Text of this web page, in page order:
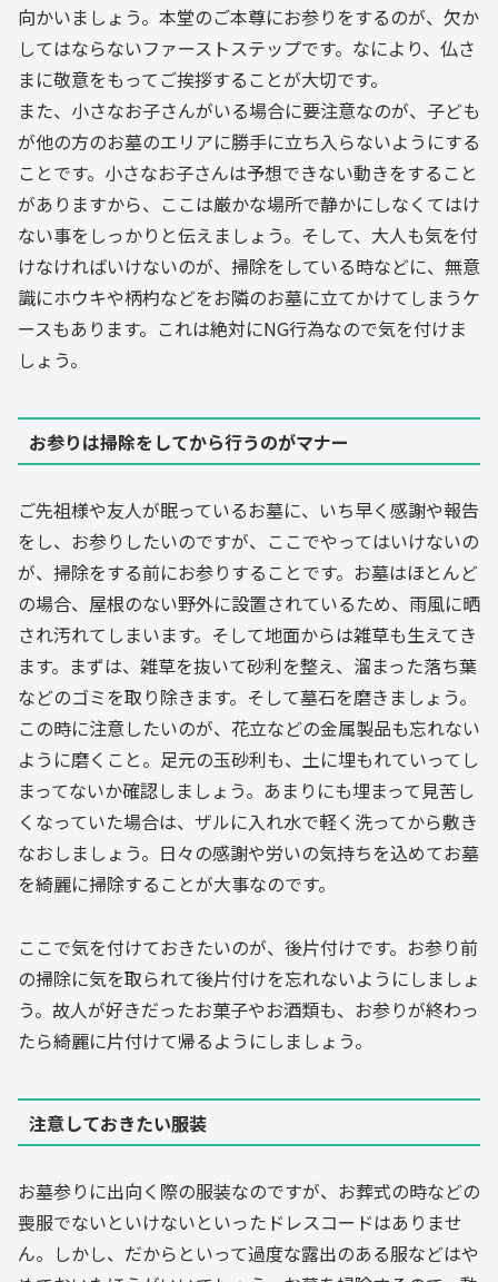
向かいましょう。本堂のご本尊にお参りをするのが、欠か
してはならないファーストステップです。なにより、仏さ
まに敬意をもってご挨拶することが大切です。
また、小さなお子さんがいる場合に要注意なのが、子ども
が他の方のお墓のエリアに勝手に立ち入らないようにする
ことです。小さなお子さんは予想できない動きをすること
がありますから、ここは厳かな場所で静かにしなくてはけ
ない事をしっかりと伝えましょう。そして、大人も気を付
けなければいけないのが、掃除をしている時などに、無意
識にホウキや柄杓などをお隣のお墓に立てかけてしまうケ
ースもあります。これは絶対にNG行為なので気を付けま
しょう。
お参りは掃除をしてから行うのがマナー
ご先祖様や友人が眠っているお墓に、いち早く感謝や報告
をし、お参りしたいのですが、ここでやってはいけないの
が、掃除をする前にお参りすることです。お墓はほとんど
の場合、屋根のない野外に設置されているため、雨風に晒
され汚れてしまいます。そして地面からは雑草も生えてき
ます。まずは、雑草を抜いて砂利を整え、溜まった落ち葉
などのゴミを取り除きます。そして墓石を磨きましょう。
この時に注意したいのが、花立などの金属製品も忘れない
ように磨くこと。足元の玉砂利も、土に埋もれていってし
まってないか確認しましょう。あまりにも埋まって見苦し
くなっていた場合は、ザルに入れ水で軽く洗ってから敷き
なおしましょう。日々の感謝や労いの気持ちを込めてお墓
を綺麗に掃除することが大事なのです。
ここで気を付けておきたいのが、後片付けです。お参り前
の掃除に気を取られて後片付けを忘れないようにしましょ
う。故人が好きだったお菓子やお酒類も、お参りが終わっ
たら綺麗に片付けて帰るようにしましょう。
注意しておきたい服装
お墓参りに出向く際の服装なのですが、お葬式の時などの
喪服でないといけないといったドレスコードはありませ
ん。しかし、だからといって過度な露出のある服などはや